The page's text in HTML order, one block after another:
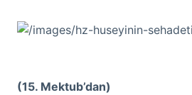
(15. Mektub’dan)